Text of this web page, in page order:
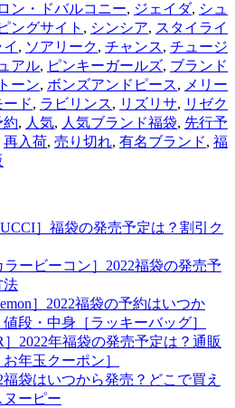
ン・ドバルコニー, ジェイダ, シュ
ングサイト , シンシア, スタイライ
, ソアリーク, チャンス, チュージ
アル, ピンキーガールズ, ブランド
ーン, ボンズアンドピース, メリー
ード, ラビリンス, リズリサ, リゼク
約, 人気, 人気ブランド福袋, 先行予
再入荷, 売り切れ, 有名ブランド, 福
］福袋の発売予定は？割引ク
ラービーコン］2022福袋の発売予
法
］2022福袋の予約はいつか
段・中身［ラッキーバッグ］
］2022年福袋の発売予定は？通販
年玉クーポン］
福袋はいつから発売？どこで買え
ーピー